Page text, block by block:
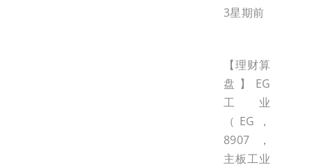
3星期前
【理财算
盘】EG
工业
（EG，
8907，
主板工业